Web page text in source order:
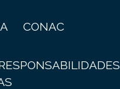
CONAC